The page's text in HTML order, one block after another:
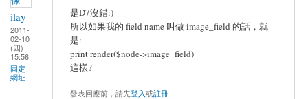
ilay
2011-
02-10
(四)
15:56
固定
網址
是D7沒錯:)
所以如果我的 field name 叫做 image_field 的話，就
是:
print render($node->image_field)
這樣?
發表回應前，請先登入或註冊